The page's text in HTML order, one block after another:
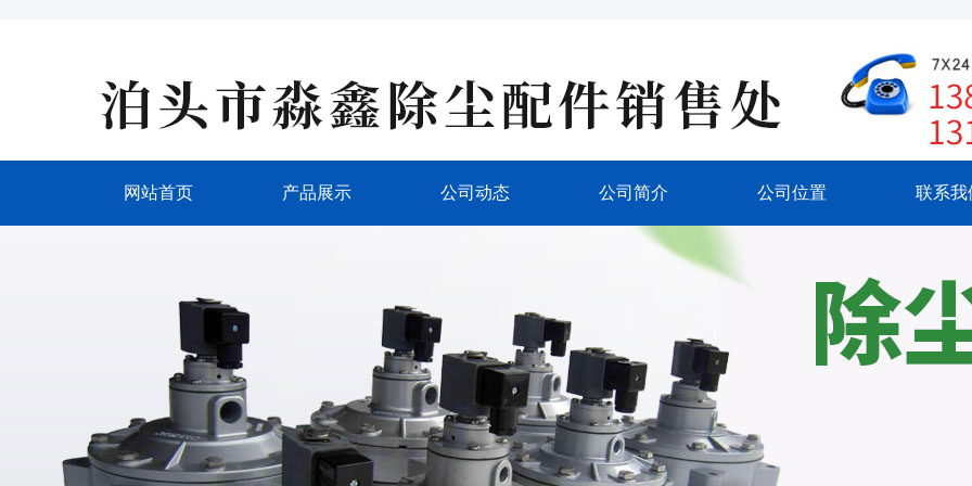
网站首页 产品展示 公司动态 公司简介 公司位置 联系我